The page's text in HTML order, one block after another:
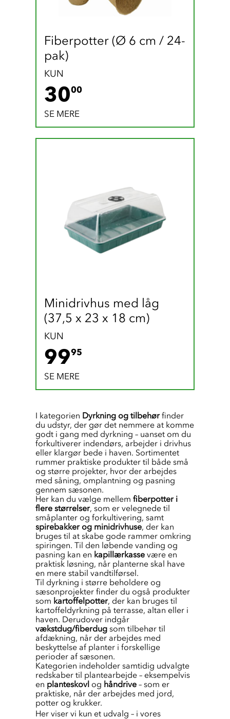
Fiberpotter (Ø 6 cm / 24-
pak)
KUN
300030 DKK
SE MERE
Minidrivhus med låg
(37,5 x 23 x 18 cm)
KUN
9995
SE MERE
I kategorien Dyrkning og tilbehørfinder
du udstyr, der gør det nemmere at komme
godt i gang med dyrkning – uanset om du
forkultiverer indendørs, arbejder i drivhus
eller klargør bede i haven. Sortimentet
rummer praktiske produkter til både små
og større projekter, hvor der arbejdes
med såning, omplantning og pasning
gennem sæsonen.
Her kan du vælge mellem fiberpotter i
flere størrelser, som er velegnede til
småplanter og forkultivering, samt
spirebakker og minidrivhuse, der kan
bruges til at skabe gode rammer omkring
spiringen. Til den løbende vanding og
pasning kan en kapillærkasse være en
praktisk løsning, når planterne skal have
en mere stabil vandtilførsel.
Til dyrkning i større beholdere og
sæsonprojekter finder du også produkter
som kartoffelpotter, der kan bruges til
kartoffeldyrkning på terrasse, altan eller i
haven. Derudover indgår
vækstdug/fiberdug som tilbehør til
afdækning, når der arbejdes med
beskyttelse af planter i forskellige
perioder af sæsonen.
Kategorien indeholder samtidig udvalgte
redskaber til plantearbejde – eksempelvis
en planteskovl og håndrive – som er
praktiske, når der arbejdes med jord,
potter og krukker.
Her viser vi kun et udvalg – i vores